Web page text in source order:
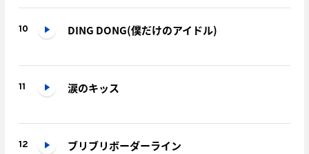
10 DING DONG(僕だけのアイドル)
11 涙のキッス
12 ブリブリボーダーライン